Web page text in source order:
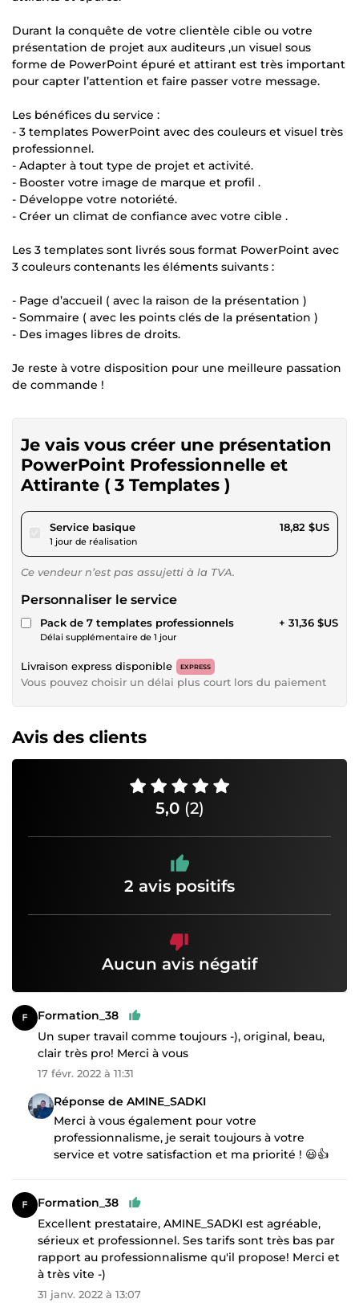
Durant la conquête de votre clientèle cible ou votre
présentation de projet aux auditeurs ,un visuel sous
forme de PowerPoint épuré et attirant est très important
pour capter l’attention et faire passer votre message.
Les bénéfices du service :
- 3 templates PowerPoint avec des couleurs et visuel très
professionnel.
- Adapter à tout type de projet et activité.
- Booster votre image de marque et profil .
- Développe votre notoriété.
- Créer un climat de confiance avec votre cible .
Les 3 templates sont livrés sous format PowerPoint avec
3 couleurs contenants les éléments suivants :
- Page d’accueil ( avec la raison de la présentation )
- Sommaire ( avec les points clés de la présentation )
- Des images libres de droits.
Je reste à votre disposition pour une meilleure passation
de commande !
Je vais vous créer une présentation
PowerPoint Professionnelle et
Attirante ( 3 Templates )
Service basiquepour 17,34 $US
1 jour de réalisation
18,82 $US
Ce vendeur n’est pas assujetti à la TVA.
Personnaliser le service
Pack de 7 templates professionnels
Délai supplémentaire de 1 jour
+ 31,36 $US
Livraison express disponible EXPRESS
Vous pouvez choisir un délai plus court lors du paiement
Avis des clients
5,0 (2)
2 avis positifs
Aucun avis négatif
Formation_38
Un super travail comme toujours -), original, beau,
clair très pro! Merci à vous
17 févr. 2022 à 11:31
Réponse de AMINE_SADKI
Merci à vous également pour votre
professionnalisme, je serait toujours à votre
service et votre satisfaction et ma priorité ! 😃👍
Formation_38
Excellent prestataire, AMINE_SADKI est agréable,
sérieux et professionnel. Ses tarifs sont très bas par
rapport au professionnalisme qu'il propose! Merci et
à très vite -)
31 janv. 2022 à 13:07